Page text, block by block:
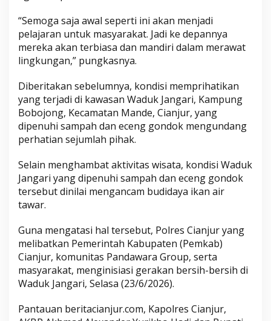
“Semoga saja awal seperti ini akan menjadi
pelajaran untuk masyarakat. Jadi ke depannya
mereka akan terbiasa dan mandiri dalam merawat
lingkungan,” pungkasnya.
Diberitakan sebelumnya, kondisi memprihatikan
yang terjadi di kawasan Waduk Jangari, Kampung
Bobojong, Kecamatan Mande, Cianjur, yang
dipenuhi sampah dan eceng gondok mengundang
perhatian sejumlah pihak.
Selain menghambat aktivitas wisata, kondisi Waduk
Jangari yang dipenuhi sampah dan eceng gondok
tersebut dinilai mengancam budidaya ikan air
tawar.
Guna mengatasi hal tersebut, Polres Cianjur yang
melibatkan Pemerintah Kabupaten (Pemkab)
Cianjur, komunitas Pandawara Group, serta
masyarakat, menginisiasi gerakan bersih-bersih di
Waduk Jangari, Selasa (23/6/2026).
Pantauan beritacianjur.com, Kapolres Cianjur,